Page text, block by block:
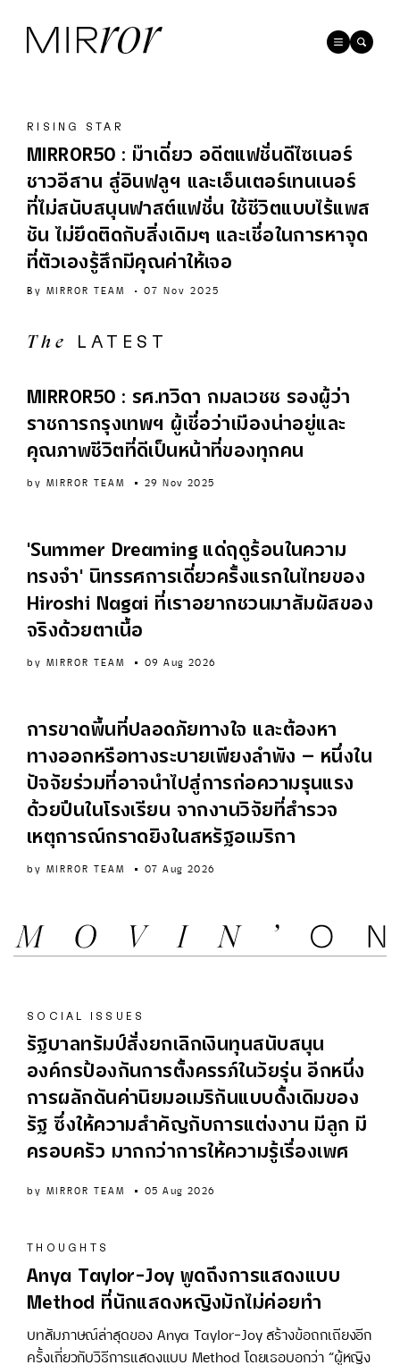
RISING STAR
MIRROR50 : ม๊าเดี่ยว อดีตแฟชั่นดีไซเนอร์
ชาวอีสาน สู่อินฟลูฯ และเอ็นเตอร์เทนเนอร์
ที่ไม่สนับสนุนฟาสต์แฟชั่น ใช้ชีวิตแบบไร้แพส
ชัน ไม่ยึดติดกับสิ่งเดิมๆ และเชื่อในการหาจุด
ที่ตัวเองรู้สึกมีคุณค่าให้เจอ
By MIRROR TEAM • 07 Nov 2025
The LATEST
MIRROR50 : รศ.ทวิดา กมลเวชช รองผู้ว่า
ราชการกรุงเทพฯ ผู้เชื่อว่าเมืองน่าอยู่และ
คุณภาพชีวิตที่ดีเป็นหน้าที่ของทุกคน
by MIRROR TEAM 29 Nov 2025
'Summer Dreaming แด่ฤดูร้อนในความ
ทรงจำ' นิทรรศการเดี่ยวครั้งแรกในไทยของ
Hiroshi Nagai ที่เราอยากชวนมาสัมผัสของ
จริงด้วยตาเนื้อ
by MIRROR TEAM 09 Aug 2026
การขาดพื้นที่ปลอดภัยทางใจ และต้องหา
ทางออกหรือทางระบายเพียงลำพัง — หนึ่งใน
ปัจจัยร่วมที่อาจนำไปสู่การก่อความรุนแรง
ด้วยปืนในโรงเรียน จากงานวิจัยที่สำรวจ
เหตุการณ์กราดยิงในสหรัฐอเมริกา
by MIRROR TEAM 07 Aug 2026
SOCIAL ISSUES
รัฐบาลทรัมป์สั่งยกเลิกเงินทุนสนับสนุน
องค์กรป้องกันการตั้งครรภ์ในวัยรุ่น อีกหนึ่ง
การผลักดันค่านิยมอเมริกันแบบดั้งเดิมของ
รัฐ ซึ่งให้ความสำคัญกับการแต่งงาน มีลูก มี
ครอบครัว มากกว่าการให้ความรู้เรื่องเพศ
by MIRROR TEAM 05 Aug 2026
THOUGHTS
Anya Taylor-Joy พูดถึงการแสดงแบบ
Method ที่นักแสดงหญิงมักไม่ค่อยทำ
บทสัมภาษณ์ล่าสุดของ Anya Taylor-Joy สร้างข้อถกเถียงอีก
ครั้งเกี่ยวกับวิธีการแสดงแบบ Method โดยเธอบอกว่า “ผู้หญิง